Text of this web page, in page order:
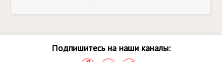
Подпишитесь на наши каналы: